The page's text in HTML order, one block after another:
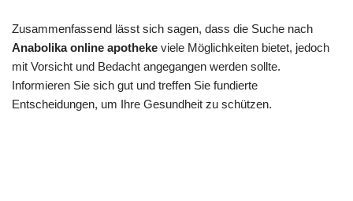
Zusammenfassend lässt sich sagen, dass die Suche nach
Anabolika online apotheke viele Möglichkeiten bietet, jedoch
mit Vorsicht und Bedacht angegangen werden sollte.
Informieren Sie sich gut und treffen Sie fundierte
Entscheidungen, um Ihre Gesundheit zu schützen.